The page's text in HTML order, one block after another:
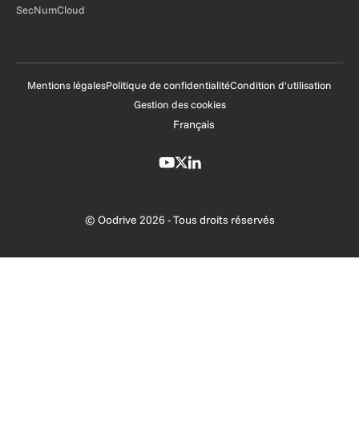
SecNumCloud
© Oodrive 2026 - Tous droits réservés
Mentions légalesPolitique de confidentialitéCondition d'utilisation
Gestion des cookies
Français